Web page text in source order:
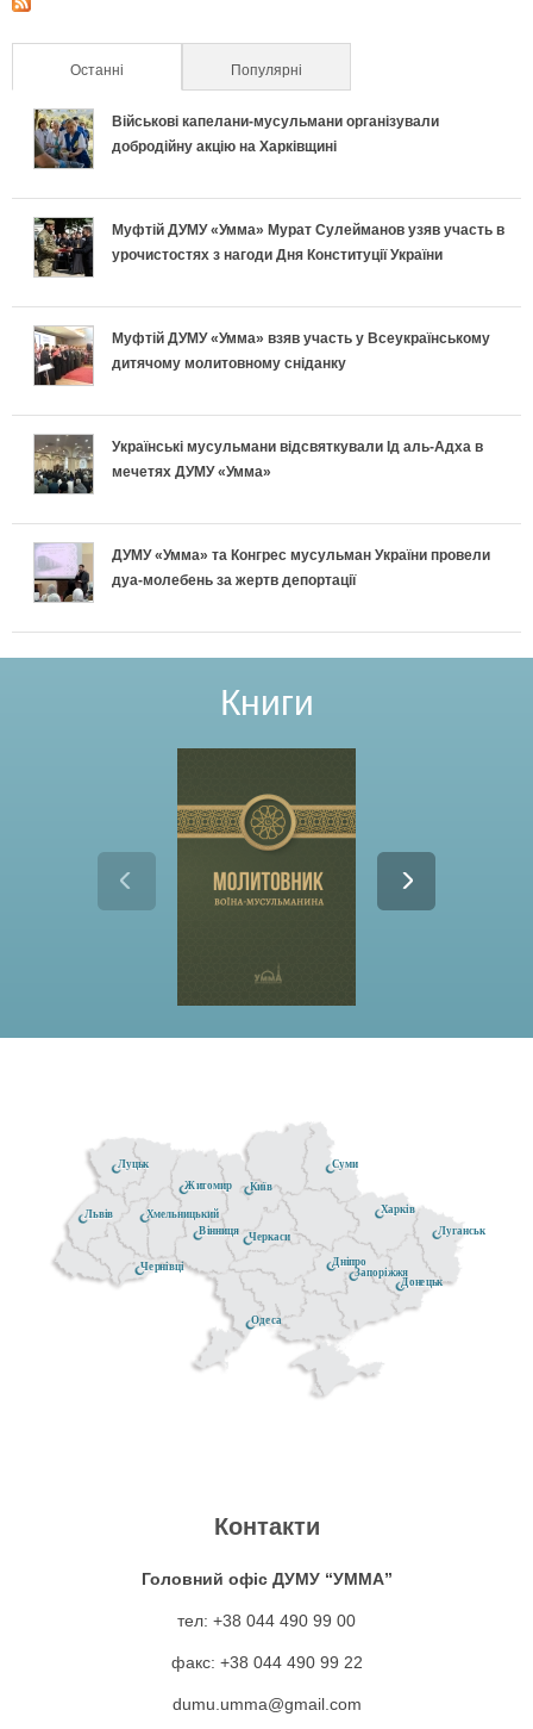
т
и
Останні (активна вкладка)Популярні
Військові капелани-мусульмани організували
добродійну акцію на Харківщині
Муфтій ДУМУ «Умма» Мурат Сулейманов узяв участь в
урочистостях з нагоди Дня Конституції України
Муфтій ДУМУ «Умма» взяв участь у Всеукраїнському
дитячому молитовному сніданку
Українські мусульмани відсвяткували Ід аль-Адха в
мечетях ДУМУ «Умма»
ДУМУ «Умма» та Конгрес мусульман України провели
дуа-молебень за жертв депортації
Книги
Донецьк
Житомир
Черкаси
Чернівці
Київ
Луганськ
Хмельницький
Луцьк
Дніпро
Одеса
Суми
Вінниця
Запоріжжя
Львів Харків
Контакти
Головний офіс ДУМУ “УММА”
тел: +38 044 490 99 00
факс: +38 044 490 99 22
dumu.umma@gmail.com